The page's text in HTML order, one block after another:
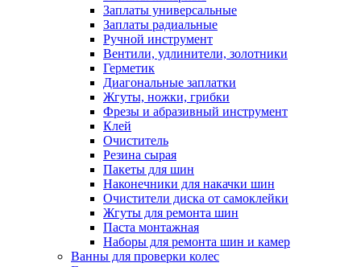
Заплаты универсальные
Заплаты радиальные
Ручной инструмент
Вентили, удлинители, золотники
Герметик
Диагональные заплатки
Жгуты, ножки, грибки
Фрезы и абразивный инструмент
Клей
Очиститель
Резина сырая
Пакеты для шин
Наконечники для накачки шин
Очистители диска от самоклейки
Жгуты для ремонта шин
Паста монтажная
Наборы для ремонта шин и камер
Ванны для проверки колес